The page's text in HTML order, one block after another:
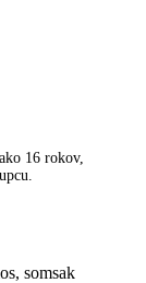
16 rokov,
somsak